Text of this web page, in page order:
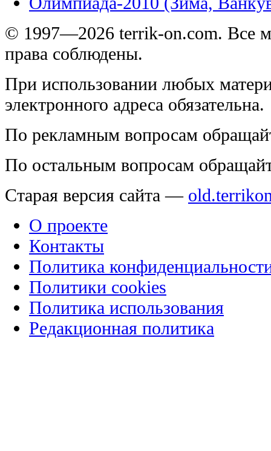
© 1997—2026 terrik-on.com. Все
права соблюдены.
При использовании любых
электронного адреса обязательна.
По рекламным вопросам
По остальным вопросам
Старая версия сайта —
О проекте
Контакты
Политика
Политики cookies
Политика использования
Редакционная политика